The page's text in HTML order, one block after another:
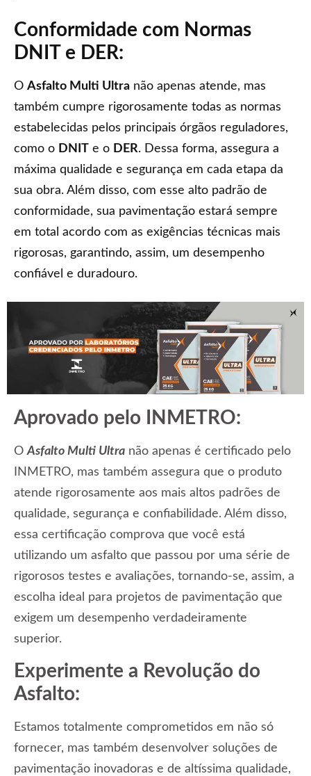
Conformidade com Normas
DNIT e DER:
O Asfalto Multi Ultra não apenas atende, mas
também cumpre rigorosamente todas as normas
estabelecidas pelos principais órgãos reguladores,
como o DNIT e o DER. Dessa forma, assegura a
máxima qualidade e segurança em cada etapa da
sua obra. Além disso, com esse alto padrão de
conformidade, sua pavimentação estará sempre
em total acordo com as exigências técnicas mais
rigorosas, garantindo, assim, um desempenho
confiável e duradouro.
Aprovado pelo INMETRO:
OAsfalto Multi Ultra não apenas é certificado pelo
INMETRO, mas também assegura que o produto
atende rigorosamente aos mais altos padrões de
qualidade, segurança e confiabilidade. Além disso,
essa certificação comprova que você está
utilizando um asfalto que passou por uma série de
rigorosos testes e avaliações, tornando-se, assim, a
escolha ideal para projetos de pavimentação que
exigem um desempenho verdadeiramente
superior.
Experimente a Revolução do
Asfalto:
Estamos totalmente comprometidos em não só
fornecer, mas também desenvolver soluções de
pavimentação inovadoras e de altíssima qualidade,